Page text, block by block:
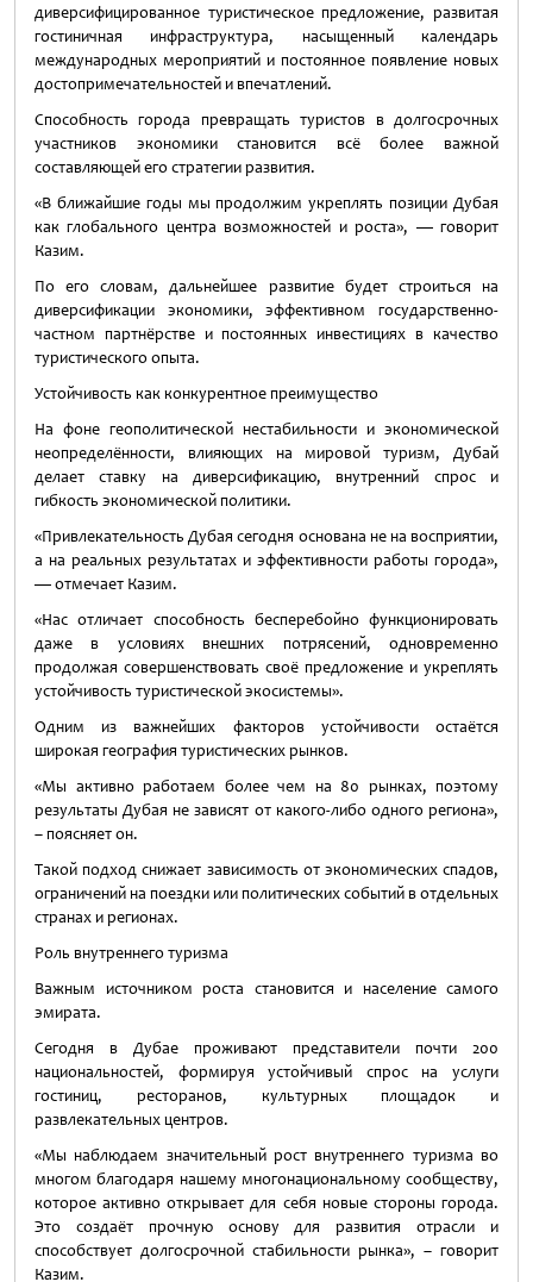
диверсифицированное туристическое предложение, развитая
гостиничная инфраструктура, насыщенный календарь
международных мероприятий и постоянное появление новых
достопримечательностей и впечатлений.
Способность города превращать туристов в долгосрочных
участников экономики становится всё более важной
составляющей его стратегии развития.
«В ближайшие годы мы продолжим укреплять позиции Дубая
как глобального центра возможностей и роста», — говорит
Казим.
По его словам, дальнейшее развитие будет строиться на
диверсификации экономики, эффективном государственно-
частном партнёрстве и постоянных инвестициях в качество
туристического опыта.
Устойчивость как конкурентное преимущество
На фоне геополитической нестабильности и экономической
неопределённости, влияющих на мировой туризм, Дубай
делает ставку на диверсификацию, внутренний спрос и
гибкость экономической политики.
«Привлекательность Дубая сегодня основана не на восприятии,
а на реальных результатах и эффективности работы города»,
— отмечает Казим.
«Нас отличает способность бесперебойно функционировать
даже в условиях внешних потрясений, одновременно
продолжая совершенствовать своё предложение и укреплять
устойчивость туристической экосистемы».
Одним из важнейших факторов устойчивости остаётся
широкая география туристических рынков.
«Мы активно работаем более чем на 80 рынках, поэтому
результаты Дубая не зависят от какого-либо одного региона»,
– поясняет он.
Такой подход снижает зависимость от экономических спадов,
ограничений на поездки или политических событий в отдельных
странах и регионах.
Роль внутреннего туризма
Важным источником роста становится и население самого
эмирата.
Сегодня в Дубае проживают представители почти 200
национальностей, формируя устойчивый спрос на услуги
гостиниц, ресторанов, культурных площадок и
развлекательных центров.
«Мы наблюдаем значительный рост внутреннего туризма во
многом благодаря нашему многонациональному сообществу,
которое активно открывает для себя новые стороны города.
Это создаёт прочную основу для развития отрасли и
способствует долгосрочной стабильности рынка», – говорит
Казим.